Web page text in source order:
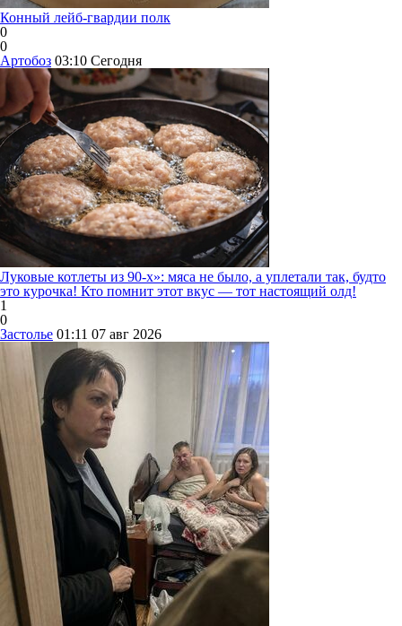
Конный лейб-гвардии полк
0
0
Артобоз 03:10 Сегодня
Луковые котлеты из 90-х»: мяса не было, а уплетали так, будто
это курочка! Кто помнит этот вкус — тот настоящий олд!
1
0
Застолье 01:11 07 авг 2026